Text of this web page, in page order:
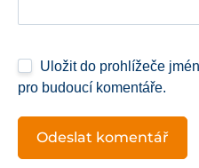
Uložit do prohlížeče
pro budoucí komentáře.